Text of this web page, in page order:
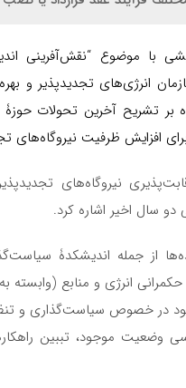
با موضوع “نقش‌آفرینی
انرژی‌های تجدیدپذیر و
بر تشریح آخرین تحولات
برای افزایش ظرفیت نیروگاه‌های
نیروگاه‌های
دو سال اخیر اشاره کرد.
از جمله اندیشکدۀ
حکمرانی انرژی و منابع
خود در خصوص سیاست‌گذاری و
وضعیت موجود، تببین